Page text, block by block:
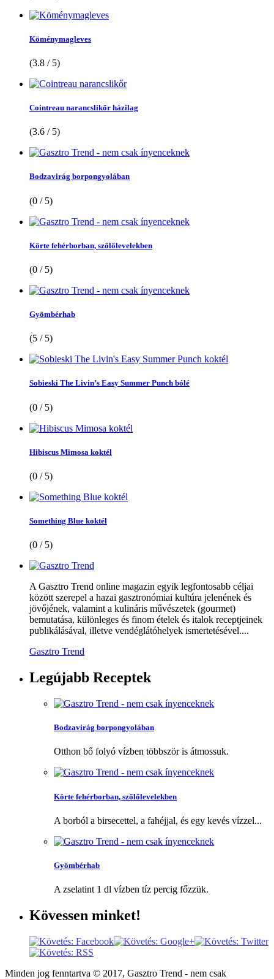
Köménymagleves
(3.8 / 5)
Cointreau narancslikőr házilag
(3.6 / 5)
Bodzavirág borpongyolában
(0 / 5)
Körte fehérborban, szőlőlevelekben
(0 / 5)
Gyömbérhab
(5 / 5)
Sobieski The Livin’s Easy Summer Punch bólé
(0 / 5)
Hibiscus Mimosa koktél
(0 / 5)
Something Blue koktél
(0 / 5)
A Gasztro Trend online magazin egyik legfontosabb céljai
között szerepel a hazai gasztronómiai kultúra jelenének és
jövőjének, valamint a kulináris művészetek (gourmet)
bemutatása, különleges és finom ételek és italok receptjeinek
publikálásával, illetve vendéglátóhelyek ismertetésével....
Gasztro Trend
Legújabb Receptek
Bodzavirág borpongyolában
Otthon bő folyó vízben többször is átmossuk.
Körte fehérborban, szőlőlevelekben
A borból a birsecettel, a fahéjjal, és egy kevés vízzel...
Gyömbérhab
A zselatint 1 dl vízben tíz percig főzzük.
Kövessen minket!
Minden jog fenntartva © 2017, Gasztro Trend - nem csak